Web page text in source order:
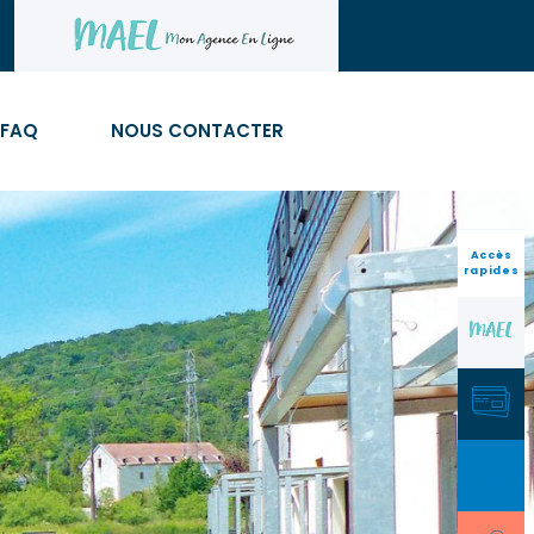
FAQ NOUS CONTACTER
Accès
rapides